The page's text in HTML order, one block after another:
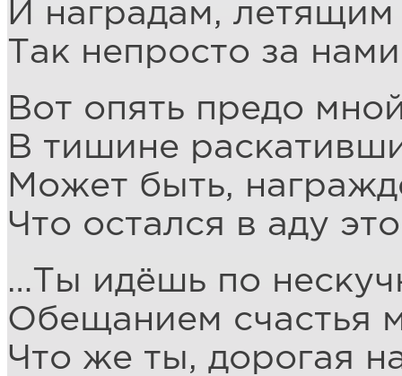
И наградам, летящим
Так непросто за
Вот опять предо
В тишине
Может быть,
Что остался в аду
…Ты идёшь по
Обещанием счастья
Что же ты, дорогая